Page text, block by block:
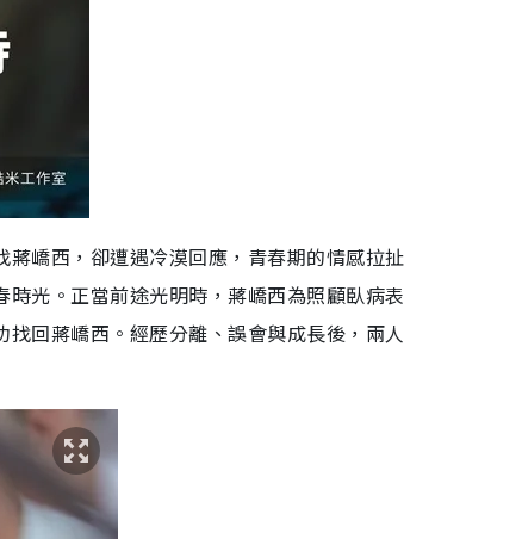
嶠西，卻遭遇冷漠回應，青春期的情感拉扯
光。正當前途光明時，蔣嶠西為照顧臥病表
回蔣嶠西。經歷分離、誤會與成長後，兩人